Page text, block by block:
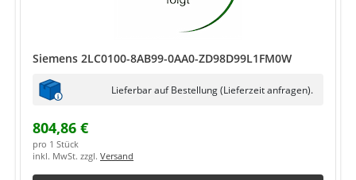
Siemens 2LC0100-8AB99-0AA0-ZD98D99L1FM0W
Lieferbar auf Bestellung (Lieferzeit anfragen).
804,86 €
pro 1 Stück
inkl. MwSt. zzgl. Versand